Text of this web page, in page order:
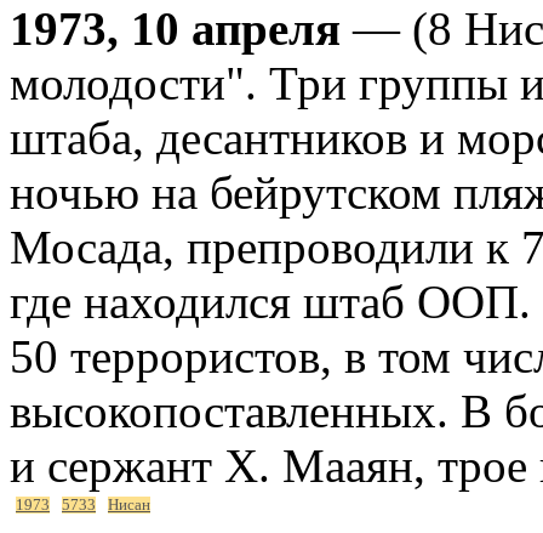
1973, 10 апреля — (8
молодости". Три группы
штаба, десантников и
ночью на бейрутском
Мосада, препроводили к
где находился штаб ООП.
50 террористов, в том
высокопоставленных. В
и сержант Х. Мааян,
1973 5733 Нисан